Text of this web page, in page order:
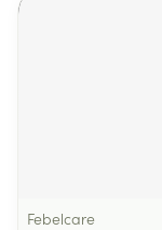
Febelcare